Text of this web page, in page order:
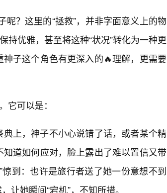
呢？这里的“拯救”，并非字面意义上的物
持优雅，甚至将这种“状况”转化为一种更
子这个角色有更深入的🔥理解，更需要
它可以是：
上，神子不小心说错了话，或者某个精
道如何应对，脸上露出了难以置信又带
到：也许是旅行者送了她一份意想不到
让她瞬间“宕机”，不知所措。